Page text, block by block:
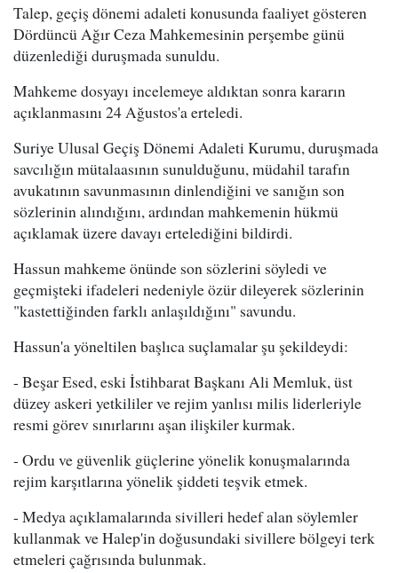
Talep, geçiş dönemi adaleti konusunda faaliyet gösteren
Dördüncü Ağır Ceza Mahkemesinin perşembe günü
düzenlediği duruşmada sunuldu.
Mahkeme dosyayı incelemeye aldıktan sonra kararın
açıklanmasını 24 Ağustos'a erteledi.
Suriye Ulusal Geçiş Dönemi Adaleti Kurumu, duruşmada
savcılığın mütalaasının sunulduğunu, müdahil tarafın
avukatının savunmasının dinlendiğini ve sanığın son
sözlerinin alındığını, ardından mahkemenin hükmü
açıklamak üzere davayı ertelediğini bildirdi.
Hassun mahkeme önünde son sözlerini söyledi ve
geçmişteki ifadeleri nedeniyle özür dileyerek sözlerinin
"kastettiğinden farklı anlaşıldığını" savundu.
Hassun'a yöneltilen başlıca suçlamalar şu şekildeydi:
- Beşar Esed, eski İstihbarat Başkanı Ali Memluk, üst
düzey askeri yetkililer ve rejim yanlısı milis liderleriyle
resmi görev sınırlarını aşan ilişkiler kurmak.
- Ordu ve güvenlik güçlerine yönelik konuşmalarında
rejim karşıtlarına yönelik şiddeti teşvik etmek.
- Medya açıklamalarında sivilleri hedef alan söylemler
kullanmak ve Halep'in doğusundaki sivillere bölgeyi terk
etmeleri çağrısında bulunmak.